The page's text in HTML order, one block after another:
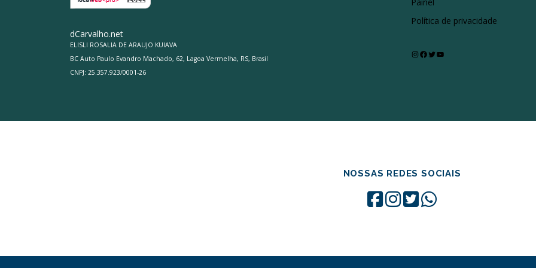
dCarvalho.net
ELISLI ROSALIA DE ARAUJO KUIAVA
BC Auto Paulo Evandro Machado, 62, Lagoa Vermelha, RS, Brasil
CNPJ: 25.357.923/0001-26
Política de privacidade
InstagramFacebook Twitter Youtube
NOSSAS REDES SOCIAIS